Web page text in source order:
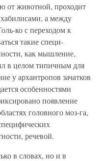
от животной, проходит
а между
ко с переходом к
такие специ-
как мышление,
в целом типичным для
у архантропов зачатков
особенностями
появление
головного моз-га,
речевой.
в словах, но и в